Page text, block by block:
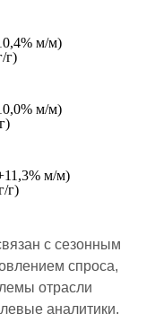
м/м)
г)
м/м)
м/м)
г)
с сезонным
спроса,
отрасли
аналитики.